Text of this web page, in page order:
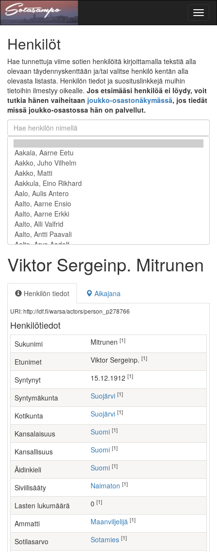
Henkilöt
Hae tunnettuja viime sotien henkilöitä kirjoittamalla tekstiä alla
olevaan täydennyskenttään ja/tai valitse henkilö kentän alla
olevasta listasta. Henkilön tiedot ja suosituslinkkejä muihin
tietoihin ilmestyy oikealle. Jos etsimääsi henkilöä ei löydy, voit
tutkia hänen vaiheitaan joukko-osastonäkymässä, jos tiedät
missä joukko-osastossa hän on palvellut.
Viktor Sergeinp. Mitrunen
Henkilön tiedot Aikajana
URI: http://ldf.fi/warsa/actors/person_p278766
Henkilötiedot
Sukunimi Mitrunen [1]
Etunimet Viktor Sergeinp. [1]
Syntynyt 15.12.1912 [1]
Syntymäkunta Suojärvi [1]
Kotikunta Suojärvi [1]
Kansalaisuus Suomi [1]
Kansallisuus Suomi [1]
Äidinkieli Suomi [1]
Siviilisääty Naimaton [1]
Lasten lukumäärä [1]
Ammatti maanviljelijä [1]
Sotilasarvo Sotamies [1]